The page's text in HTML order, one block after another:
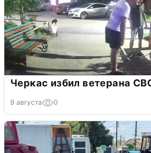
Черкас избил ветерана
9 августа 0